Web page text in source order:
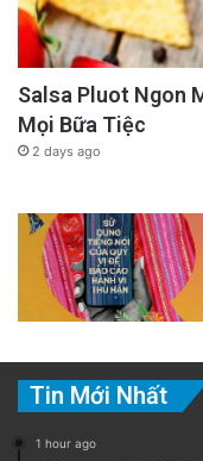
Salsa Pluot Ngon
Mọi Bữa Tiệc
2 days ago
Tin Mới Nhất
1 hour ago